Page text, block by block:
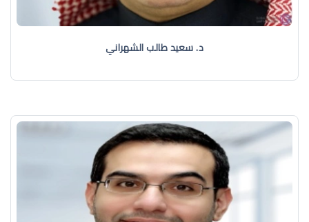
د. سعيد طالب الشهراني